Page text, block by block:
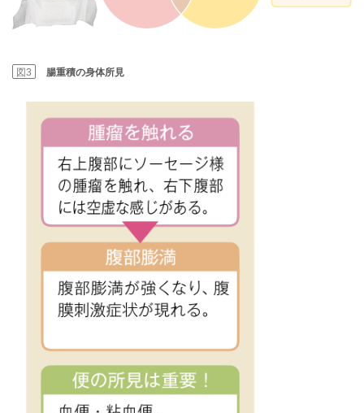
図3 腸重積の身体所見